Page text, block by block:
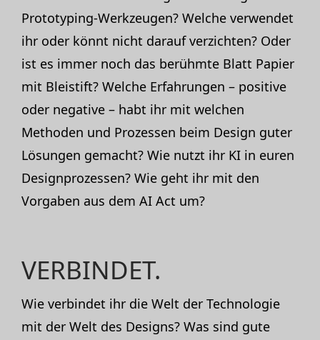
Prototyping-Werkzeugen? Welche verwendet
ihr oder könnt nicht darauf verzichten? Oder
ist es immer noch das berühmte Blatt Papier
mit Bleistift? Welche Erfahrungen – positive
oder negative – habt ihr mit welchen
Methoden und Prozessen beim Design guter
Lösungen gemacht? Wie nutzt ihr KI in euren
Designprozessen? Wie geht ihr mit den
Vorgaben aus dem AI Act um?
VERBINDET.
Wie verbindet ihr die Welt der Technologie
mit der Welt des Designs? Was sind gute